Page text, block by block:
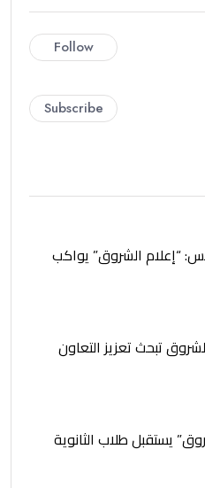
Follow
Subscribe
“إعلام الشروق” يواكب
تبحث تعزيز التعاون
يستقبل طلاب الثانوية